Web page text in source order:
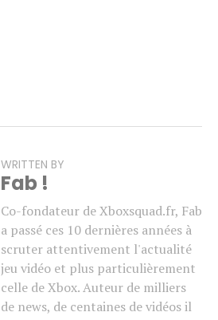
WRITTEN BY
Fab !
Co-fondateur de Xboxsquad.fr, Fab
a passé ces 10 dernières années à
scruter attentivement l'actualité
jeu vidéo et plus particulièrement
celle de Xbox. Auteur de milliers
de news, de centaines de vidéos il